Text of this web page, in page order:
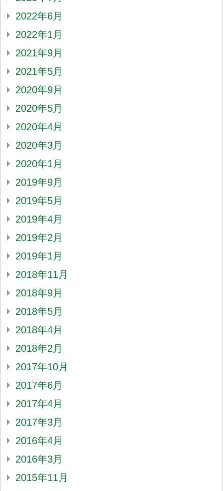
2022年6月
2022年1月
2021年9月
2021年5月
2020年9月
2020年5月
2020年4月
2020年3月
2020年1月
2019年9月
2019年5月
2019年4月
2019年2月
2019年1月
2018年11月
2018年9月
2018年5月
2018年4月
2018年2月
2017年10月
2017年6月
2017年4月
2017年3月
2016年4月
2016年3月
2015年11月